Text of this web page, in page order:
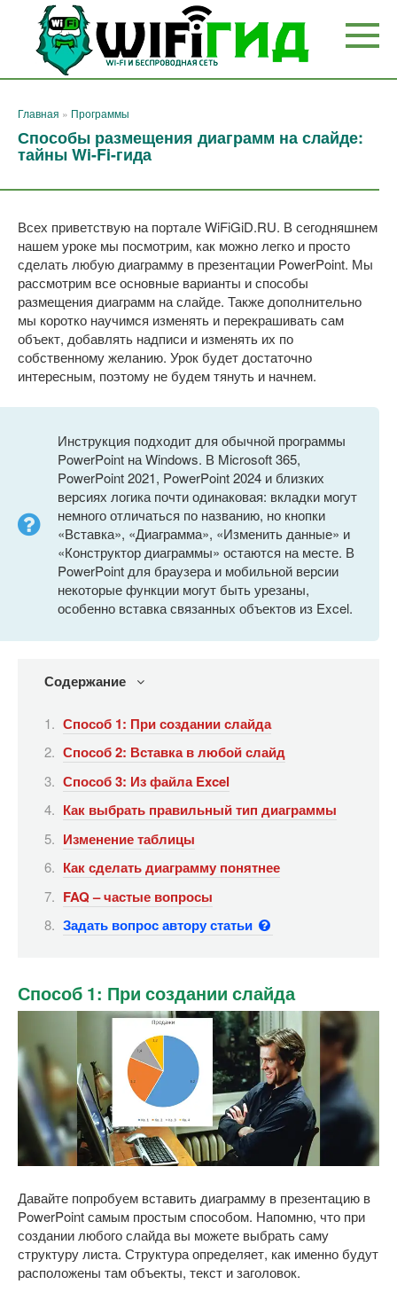
Перейти
контенту
Главная » Программы
Способы размещения диаграмм на слайде:
тайны Wi-Fi-гида
Всех приветствую на портале WiFiGiD.RU. В сегодняшнем
нашем уроке мы посмотрим, как можно легко и просто
сделать любую диаграмму в презентации PowerPoint. Мы
рассмотрим все основные варианты и способы
размещения диаграмм на слайде. Также дополнительно
мы коротко научимся изменять и перекрашивать сам
объект, добавлять надписи и изменять их по
собственному желанию. Урок будет достаточно
интересным, поэтому не будем тянуть и начнем.
Инструкция подходит для обычной программы
PowerPoint на Windows. В Microsoft 365,
PowerPoint 2021, PowerPoint 2024 и близких
версиях логика почти одинаковая: вкладки могут
немного отличаться по названию, но кнопки
«Вставка», «Диаграмма», «Изменить данные» и
«Конструктор диаграммы» остаются на месте. В
PowerPoint для браузера и мобильной версии
некоторые функции могут быть урезаны,
особенно вставка связанных объектов из Excel.
Содержание
Способ 1: При создании слайда
Способ 2: Вставка в любой слайд
Способ 3: Из файла Excel
Как выбрать правильный тип диаграммы
Изменение таблицы
Как сделать диаграмму понятнее
FAQ – частые вопросы
Задать вопрос автору статьи
Способ 1: При создании слайда
Давайте попробуем вставить диаграмму в презентацию в
PowerPoint самым простым способом. Напомню, что при
создании любого слайда вы можете выбрать саму
структуру листа. Структура определяет, как именно будут
расположены там объекты, текст и заголовок.